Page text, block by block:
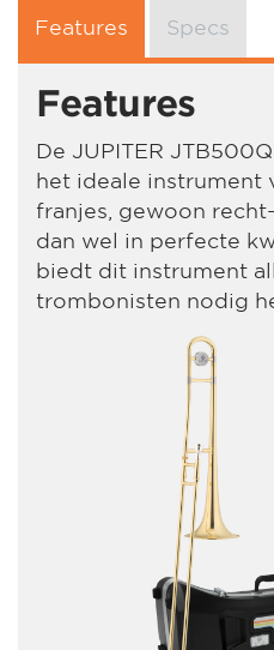
Features Specs
Features
De JUPITER
het ideale instrument
franjes, gewoon
dan wel in perfecte
biedt dit instrument
trombonisten nodig